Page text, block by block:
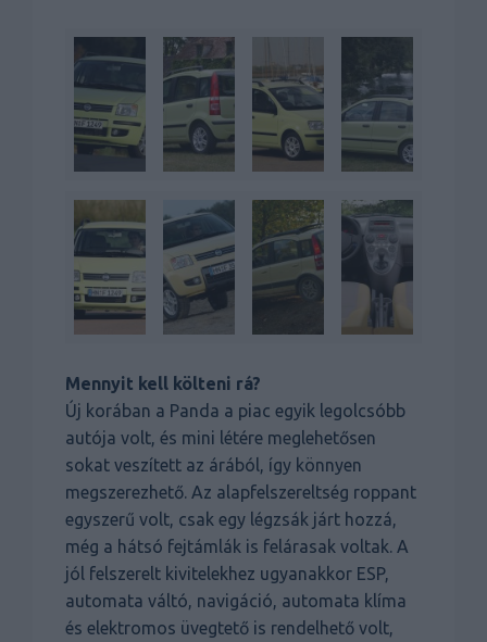
Mennyit kell költeni rá?
Új korában a Panda a piac egyik legolcsóbb
autója volt, és mini létére meglehetősen
sokat veszített az árából, így könnyen
megszerezhető. Az alapfelszereltség roppant
egyszerű volt, csak egy légzsák járt hozzá,
még a hátsó fejtámlák is felárasak voltak. A
jól felszerelt kivitelekhez ugyanakkor ESP,
automata váltó, navigáció, automata klíma
és elektromos üvegtető is rendelhető volt,